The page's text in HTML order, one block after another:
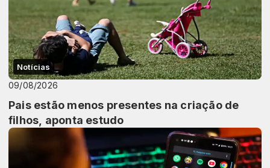
Notícias
09/08/2026
Pais estão menos presentes na criação de
filhos, aponta estudo